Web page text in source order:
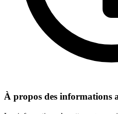
À propos des informations